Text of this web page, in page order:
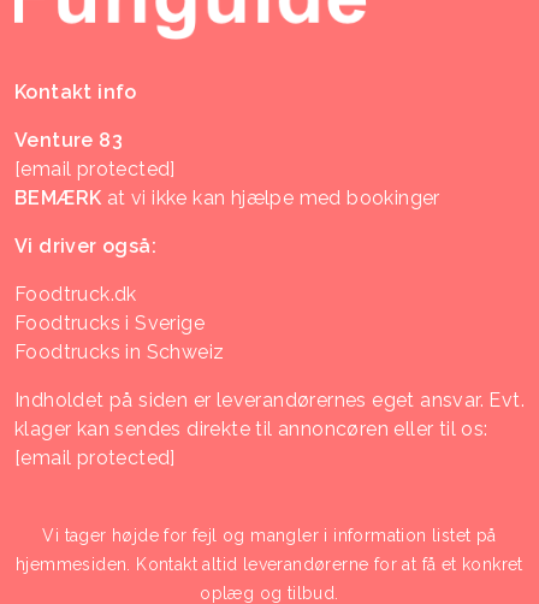
Kontakt info
Venture 83
[email protected]
BEMÆRK at vi ikke kan hjælpe med bookinger
Vi driver også:
Foodtruck.dk
Foodtrucks i Sverige
Foodtrucks in Schweiz
Indholdet på siden er leverandørernes eget ansvar. Evt.
klager kan sendes direkte til annoncøren eller til os:
[email protected]
Vi tager højde for fejl og mangler i information listet på
hjemmesiden. Kontakt altid leverandørerne for at få et konkret
oplæg og tilbud.